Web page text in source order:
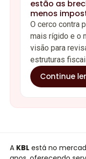
estão as
menos
O cerco contra
mais rígido e o
visão para
estruturas
Continue
A KBL está no